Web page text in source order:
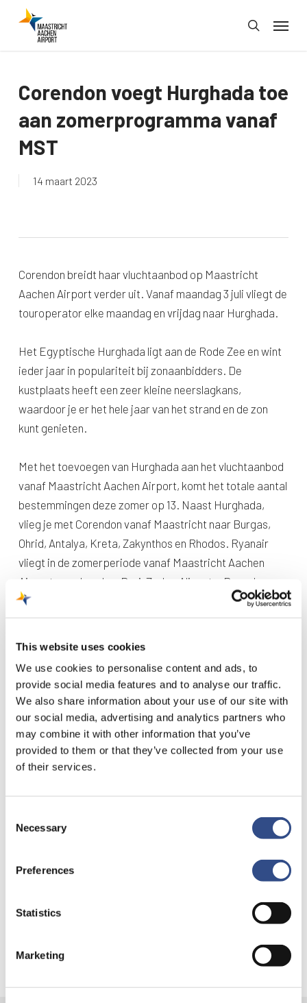
This website uses cookies
We use cookies to personalise content and ads, to
provide social media features and to analyse our traffic.
We also share information about your use of our site with
our social media, advertising and analytics partners who
may combine it with other information that you’ve
provided to them or that they’ve collected from your use
of their services.
Selection
Necessary
Preferences
Statistics
Marketing
search
Menu
Corendon voegt Hurghada toe
aan zomerprogramma vanaf
MST
14 maart 2023
Corendon breidt haar vluchtaanbod op Maastricht
Aachen Airport verder uit. Vanaf maandag 3 juli vliegt de
touroperator elke maandag en vrijdag naar Hurghada.
Het Egyptische Hurghada ligt aan de Rode Zee en wint
ieder jaar in populariteit bij zonaanbidders. De
kustplaats heeft een zeer kleine neerslagkans,
waardoor je er het hele jaar van het strand en de zon
kunt genieten.
Met het toevoegen van Hurghada aan het vluchtaanbod
vanaf Maastricht Aachen Airport, komt het totale aantal
bestemmingen deze zomer op 13. Naast Hurghada,
vlieg je met Corendon vanaf Maastricht naar Burgas,
Ohrid, Antalya, Kreta, Zakynthos en Rhodos. Ryanair
vliegt in de zomerperiode vanaf Maastricht Aachen
Airport naar Londen, Bari, Zadar, Alicante, Barcelona en
Porto.
Klik hier om een vakantie te boeken naar Hurghada.
Recente berichten
Trainingsvlucht 4 augustus
Nieuwe AI-primeur voor Maastricht Aachen Airport:
Je kunt je nu aanmelden voor onze Burendag 2026!
Trainingsvlucht KLM